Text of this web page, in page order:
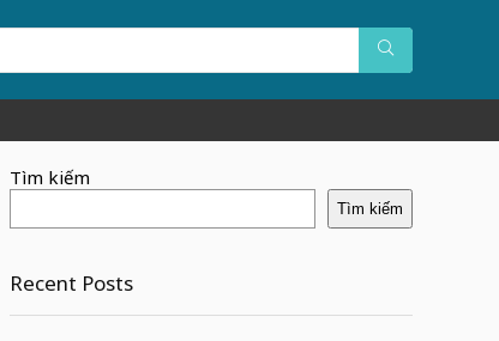
Tìm kiếm
Tìm kiếm
Recent Posts